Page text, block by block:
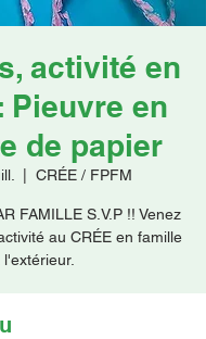
activité en
Pieuvre en
de papier
CRÉE / FPFM
FAMILLE S.V.P !! Venez
au CRÉE en famille
l'extérieur.